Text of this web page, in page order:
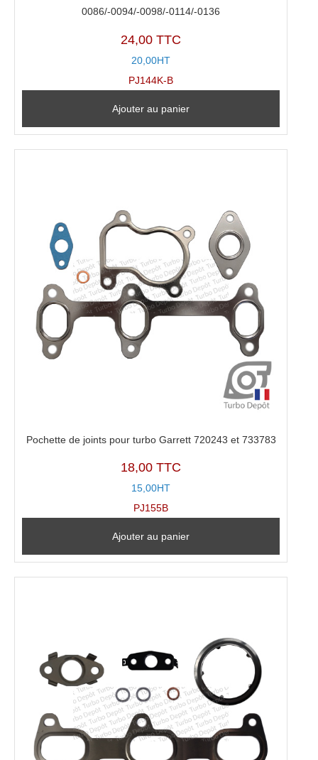
0086/-0094/-0098/-0114/-0136
24,00 TTC
20,00HT
PJ144K-B
Ajouter au panier
Pochette de joints pour turbo Garrett 720243 et 733783
18,00 TTC
15,00HT
PJ155B
Ajouter au panier